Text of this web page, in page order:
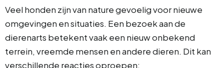
Veel honden zijn van nature gevoelig voor nieuwe
omgevingen en situaties. Een bezoek aan de
dierenarts betekent vaak een nieuw onbekend
terrein, vreemde mensen en andere dieren. Dit kan
verschillende reacties oproepen: